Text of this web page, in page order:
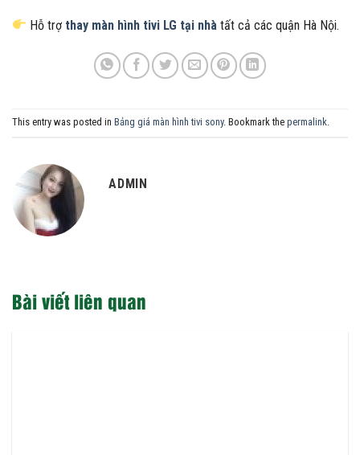
Hỗ trợ thay màn hình tivi LG tại nhà tất cả các quận Hà Nội.
This entry was posted in Bảng giá màn hình tivi sony. Bookmark the permalink.
ADMIN
Bài viết liên quan